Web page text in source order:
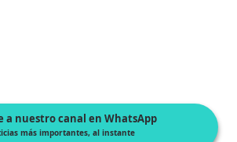
a nuestro canal en WhatsApp
más importantes, al instante